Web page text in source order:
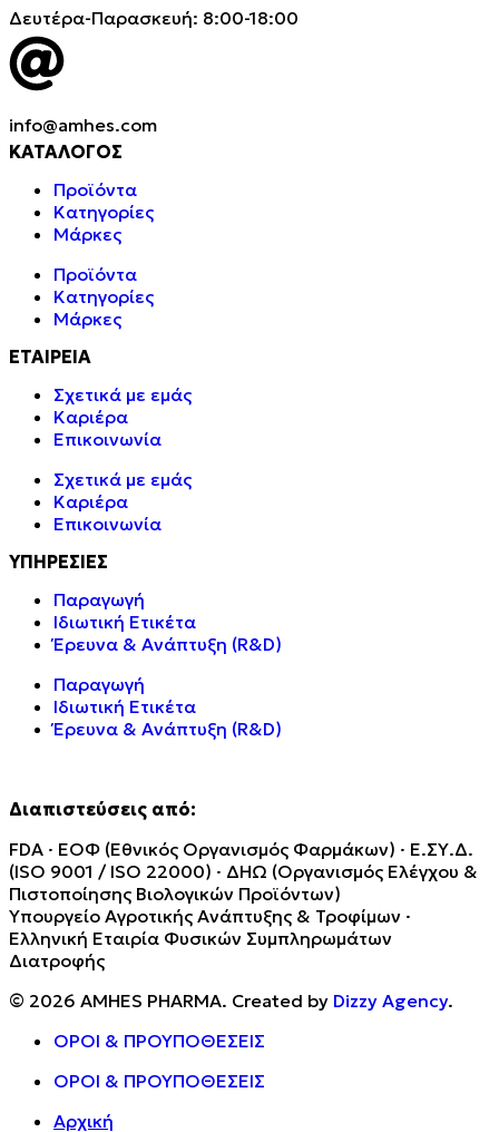
Δευτέρα-Παρασκευή: 8:00-18:00
info@amhes.com
ΚΑΤΑΛΟΓΟΣ
Προϊόντα
Κατηγορίες
Μάρκες
Προϊόντα
Κατηγορίες
Μάρκες
ΕΤΑΙΡΕΙΑ
Σχετικά με εμάς
Καριέρα
Επικοινωνία
Σχετικά με εμάς
Καριέρα
Επικοινωνία
ΥΠΗΡΕΣΙΕΣ
Παραγωγή
Ιδιωτική Ετικέτα
Έρευνα & Ανάπτυξη (R&D)
Παραγωγή
Ιδιωτική Ετικέτα
Έρευνα & Ανάπτυξη (R&D)
Διαπιστεύσεις από:
FDA · ΕΟΦ (Εθνικός Οργανισμός Φαρμάκων) · Ε.ΣΥ.Δ.
(ISO 9001 / ISO 22000) · ΔΗΩ (Οργανισμός Ελέγχου &
Πιστοποίησης Βιολογικών Προϊόντων)
Υπουργείο Αγροτικής Ανάπτυξης & Τροφίμων ·
Ελληνική Εταιρία Φυσικών Συμπληρωμάτων
Διατροφής
© 2026 AMHES PHARMA. Created by Dizzy Agency.
ΟΡΟΙ & ΠΡΟΥΠΟΘΕΣΕΙΣ
ΟΡΟΙ & ΠΡΟΥΠΟΘΕΣΕΙΣ
Αρχική